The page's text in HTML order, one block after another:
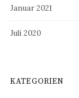
Januar 2021
Juli 2020
KATEGORIEN